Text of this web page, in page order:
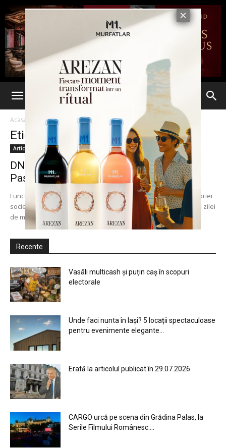
Acasă Etichete Agrocomplex Luna
Etichetă: Agrocomplex Luna
Articole
DNA Iași, noi percheziții la Primăria
Pașcani în dosarul AgroComplex Lunca...
Funcționarii publici vizați de ancheta DNA în cazul ștergerii datoriei
societății AgroComplex Lunca SA Pașcani s-au trezit în decursul zilei
de marți cu procurorii...
Recente
Vasâli multicash și puțin caș în scopuri
electorale
Unde faci nunta în Iași? 5 locații spectaculoase
pentru evenimente elegante...
Erată la articolul publicat în 29.07.2026
CARGO urcă pe scena din Grădina Palas, la
Serile Filmului Românesc:...